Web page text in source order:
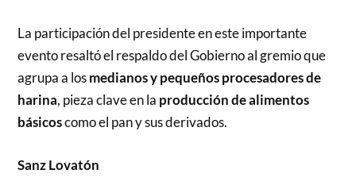
La participación del presidente en este importante
evento resaltó el respaldo del Gobierno al gremio que
agrupa a losmedianos y pequeños procesadores de
harina, pieza clave en la producción de alimentos
básicoscomo el pan y sus derivados.
Sanz Lovatón